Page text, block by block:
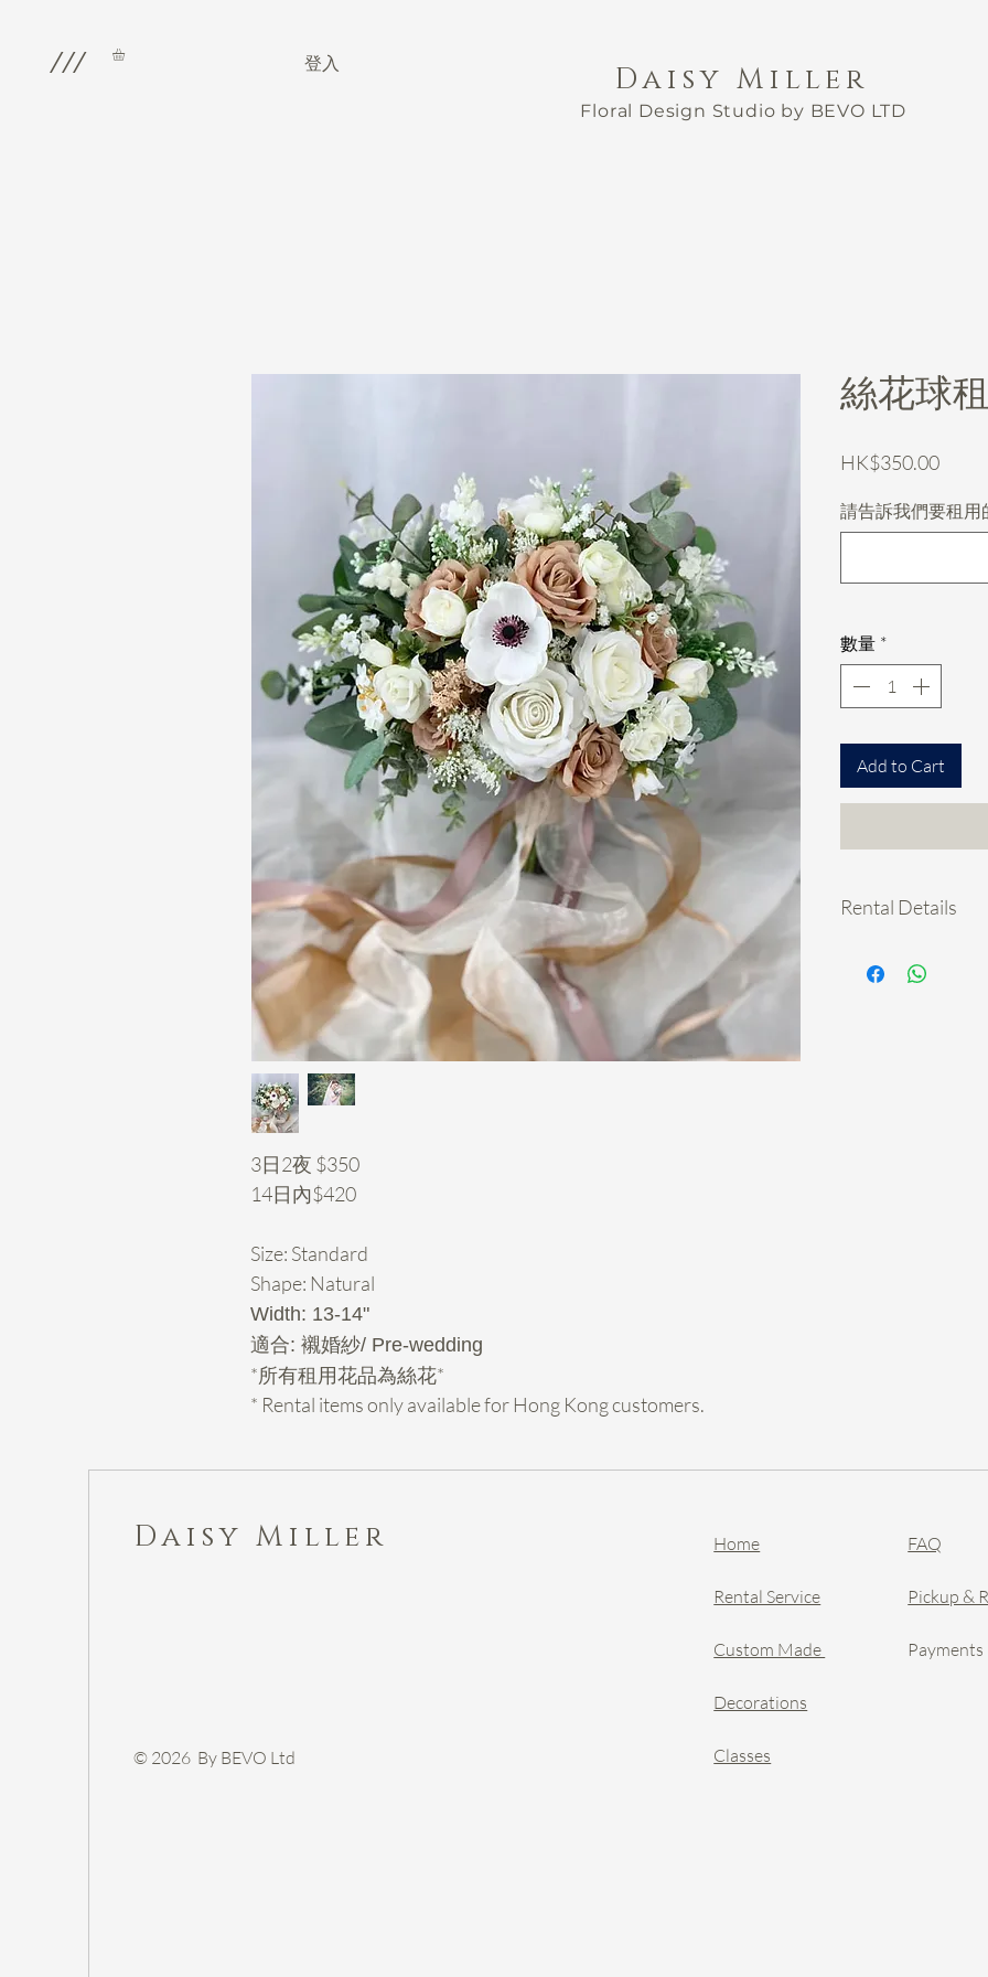
/// 登入 Daisy Miller
Floral Design Studio by BEVO LTD
3日2夜 $350
14日內$420
Size: Standard
Shape: Natural
Width: 13-14"
適合: 襯婚紗/ Pre-wedding
*所有租用花品為絲花*
* Rental items only available for Hong Kong customers.
絲花球
HK$350.00價
請告訴我們要租用
數量 *
Add to Cart
Rental Details
- 先pm我地你想
Daisy Miller
© 2026 By BEVO Ltd
Home
Rental Service
Custom Made
Decorations
Classes
FAQ
Pickup &
Payments